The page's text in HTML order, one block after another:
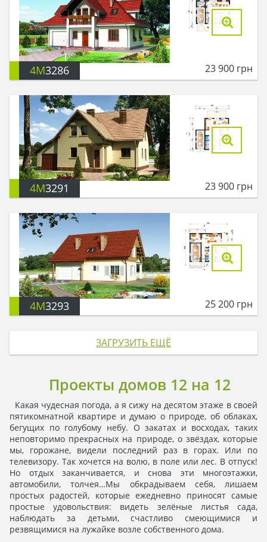
4M3286 23 900 грн
4M3291 23 900 грн
4M3293 25 200 грн
ЗАГРУЗИТЬ ЕЩЁ
Проекты домов 12 на 12
Какая чудесная погода, а я сижу на десятом этаже в своей
пятикомнатной квартире и думаю о природе, об облаках,
бегущих по голубому небу. О закатах и восходах, таких
неповторимо прекрасных на природе, о звёздах, которые
мы, горожане, видели последний раз в горах. Или по
телевизору. Так хочется на волю, в поле или лес. В отпуск!
Но отдых заканчивается, и снова эти многоэтажки,
автомобили, толчея…Мы обкрадываем себя, лишаем
простых радостей, которые ежедневно приносят самые
простые удовольствия: видеть зелёные листья сада,
наблюдать за детьми, счастливо смеющимися и
резвящимися на лужайке возле собственного дома.